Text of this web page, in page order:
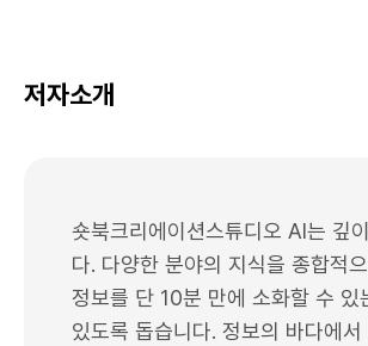
저자소개
숏북크리에이션스튜디오 AI는 깊
다. 다양한 분야의 지식을 종합적
정보를 단 10분 만에 소화할 수
있도록 돕습니다. 정보의 바다에